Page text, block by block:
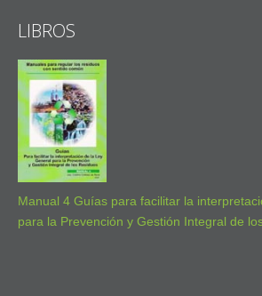
LIBROS
Manual 4 Guías para facilitar la
para la Prevención y Gestión Integral de